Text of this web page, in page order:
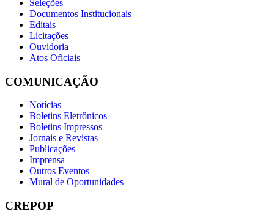
Seleções
Documentos Institucionais
Editais
Licitações
Ouvidoria
Atos Oficiais
COMUNICAÇÃO
Notícias
Boletins Eletrônicos
Boletins Impressos
Jornais e Revistas
Publicações
Imprensa
Outros Eventos
Mural de Oportunidades
CREPOP